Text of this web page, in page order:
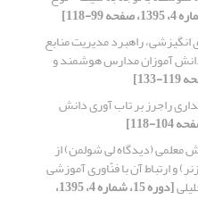
راهبرد مدیریت منابع
آموزان مدارس هوشمند و
راجرز بر تاب آوری دانش
معلمی (دیدگاه لی شولمن) از
و ارتباط آن با فنّاوری آموزشی
[دوره 15، شماره 4، 1395،